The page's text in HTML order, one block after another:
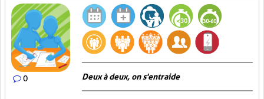
0 Deux à deux, on s'entraide